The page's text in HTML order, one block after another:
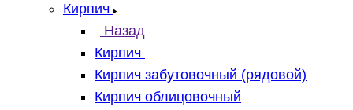
Кирпич
Назад
Кирпич
Кирпич забутовочный (рядовой)
Кирпич облицовочный